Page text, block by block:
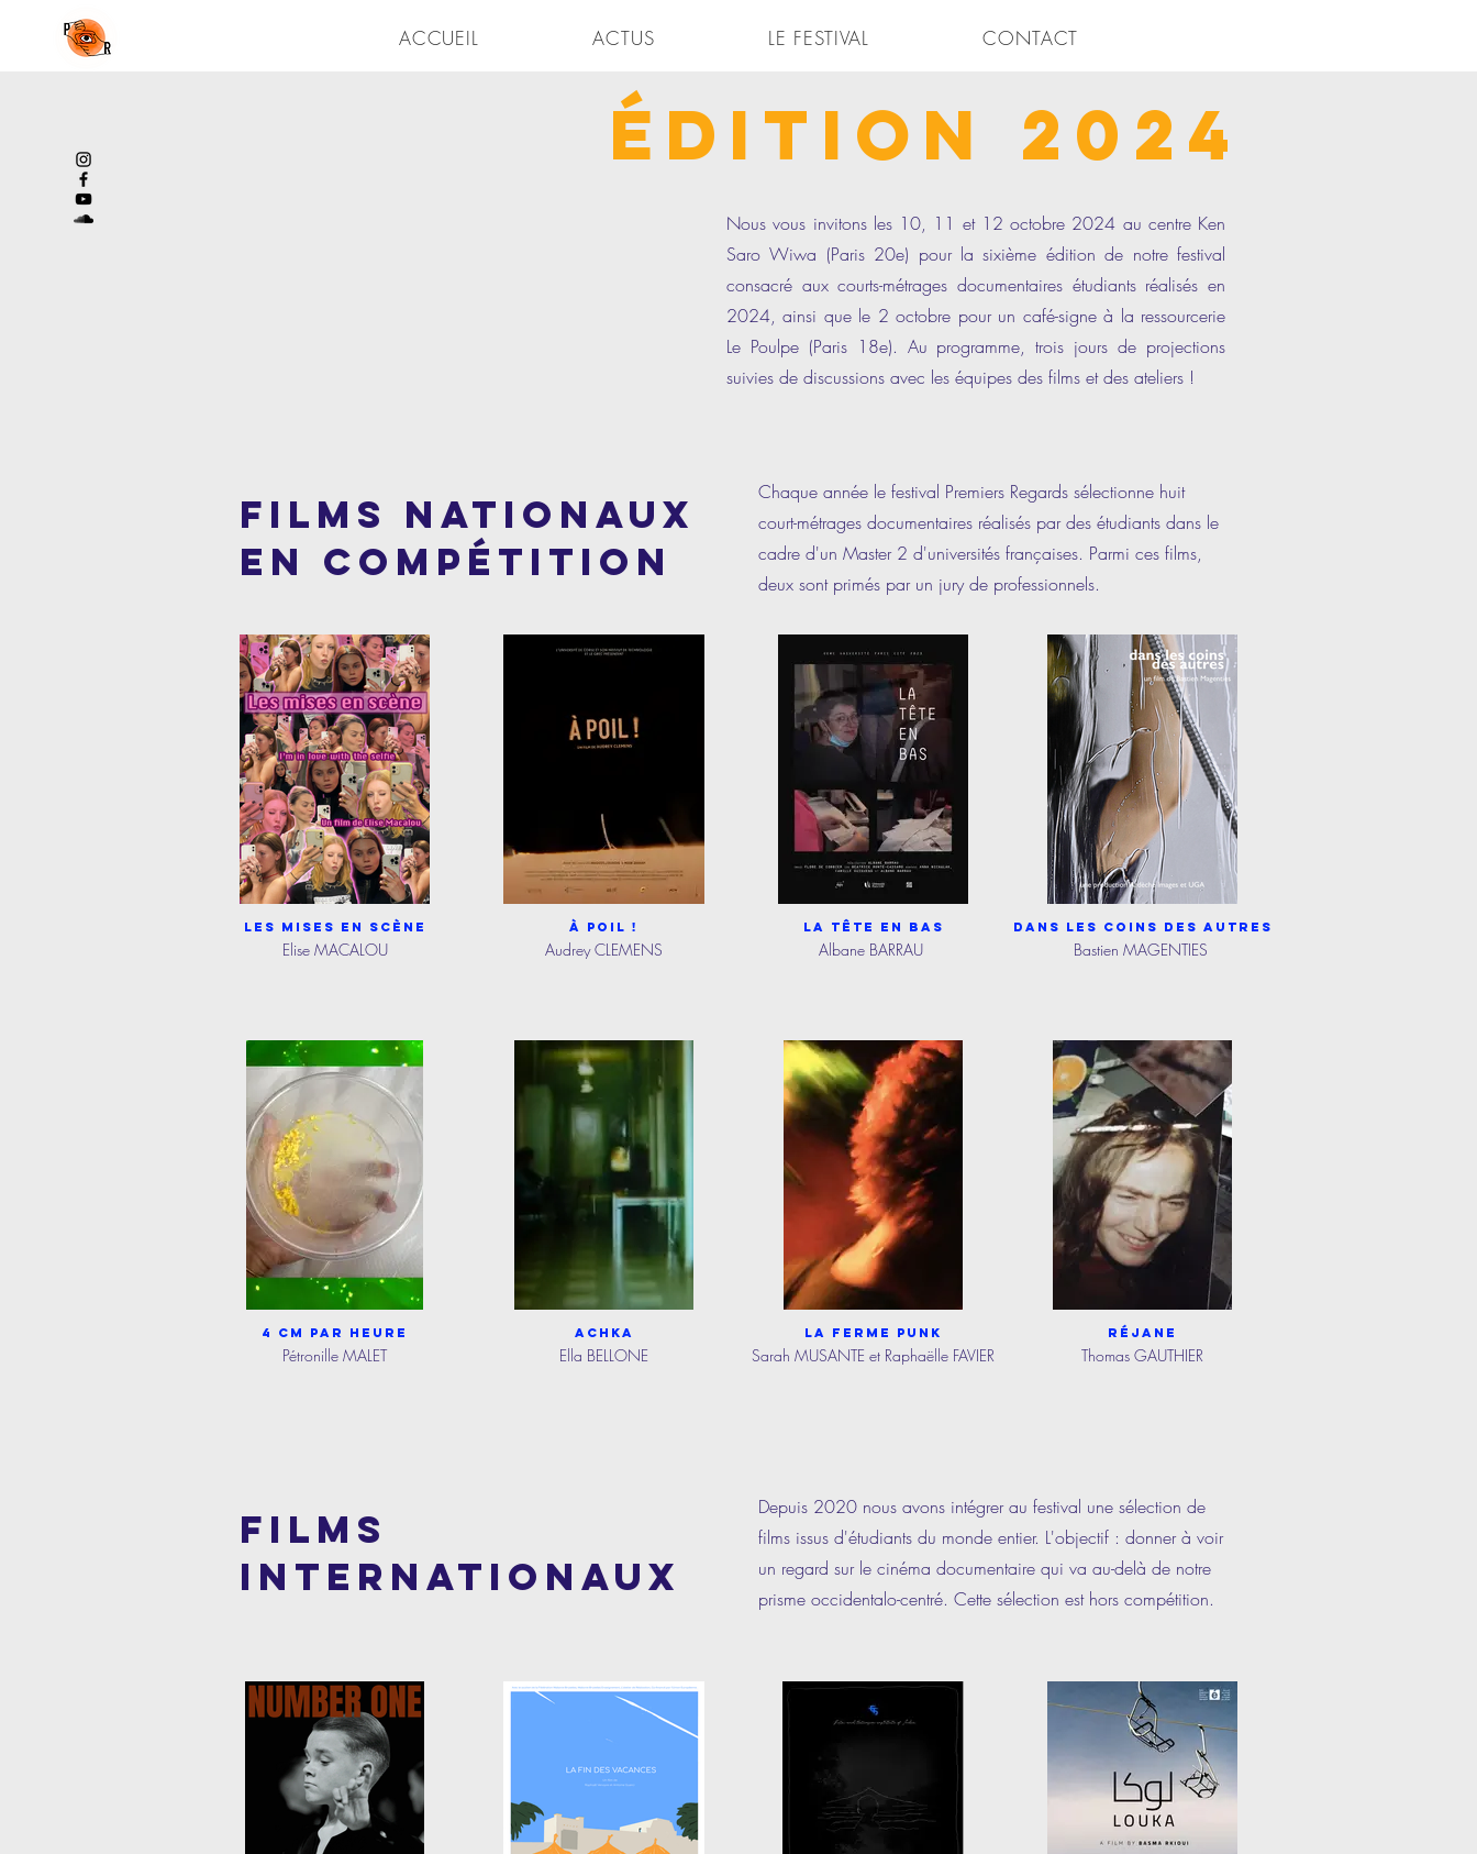
ACCUEIL ACTUS LE FESTIVAL CONTACT
Nous vous invitons les 10, 11 et 12 octobre 2024 au centre Ken
Saro Wiwa (Paris 20e) pour la sixième édition de notre festival
consacré aux courts-métrages documentaires étudiants réalisés en
2024, ainsi que le 2 octobre pour un café-signe à la ressourcerie
Le Poulpe (Paris 18e). Au programme, trois jours de projections
suivies de discussions avec les équipes des films et des ateliers !
Édition 2024
FILMS NATIONAUX
EN COMPétition
Chaque année le festival Premiers Regards sélectionne huit
court-métrages documentaires réalisés par des étudiants dans le
cadre d'un Master 2 d'universités françaises. Parmi ces films,
deux sont primés par un jury de professionnels.
Les mises en scène
Elise MACALOU
À poil !
Audrey CLEMENS
La tête en bas
Albane BARRAU
Dans les coins des autres
Bastien MAGENTIES
4 cm par heure
Pétronille MALET
Achka
Ella BELLONE
La ferme punk
Sarah MUSANTE et Raphaëlle FAVIER
Réjane
Thomas GAUTHIER
FILMS
interNATIONAUX
Depuis 2020 nous avons intégrer au festival une sélection de
films issus d'étudiants du monde entier. L'objectif : donner à voir
un regard sur le cinéma documentaire qui va au-delà de notre
prisme occidentalo-centré. Cette sélection est hors compétition.